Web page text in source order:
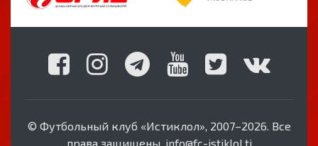
© Футбольный клуб «Истиклол», 2007–2026. Все
права защищены. info@fc-istiklol.tj